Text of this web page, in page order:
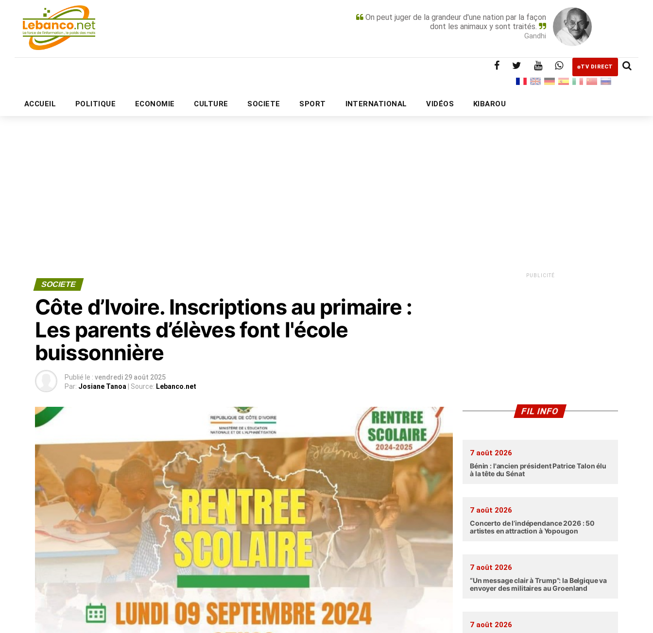
On peut juger de la grandeur d'une nation par la façon
dont les animaux y sont traités.
Gandhi
TV DIRECT
ACCUEIL POLITIQUE ECONOMIE CULTURE SOCIETE SPORT INTERNATIONAL VIDÉOS KIBAROU
PUBLICITÉ
SOCIETE
Côte d’Ivoire. Inscriptions au primaire :
Les parents d’élèves font l'école
buissonnière
Publié le : vendredi 29 août 2025
Par: Josiane Tanoa | Source: Lebanco.net
PUBLICITÉ
FIL INFO
7 août 2026
Bénin : l'ancien président Patrice Talon élu
à la tête du Sénat
7 août 2026
Concerto de l’indépendance 2026 : 50
artistes en attraction à Yopougon
7 août 2026
“Un message clair à Trump”: la Belgique va
envoyer des militaires au Groenland
7 août 2026